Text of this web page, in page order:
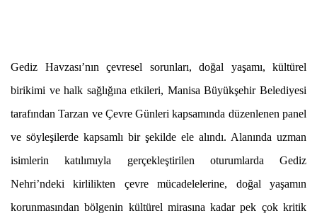
Gediz Havzası’nın çevresel sorunları, doğal yaşamı, kültürel
birikimi ve halk sağlığına etkileri, Manisa Büyükşehir Belediyesi
tarafından Tarzan ve Çevre Günleri kapsamında düzenlenen panel
ve söyleşilerde kapsamlı bir şekilde ele alındı. Alanında uzman
isimlerin katılımıyla gerçekleştirilen oturumlarda Gediz
Nehri’ndeki kirlilikten çevre mücadelelerine, doğal yaşamın
korunmasından bölgenin kültürel mirasına kadar pek çok kritik